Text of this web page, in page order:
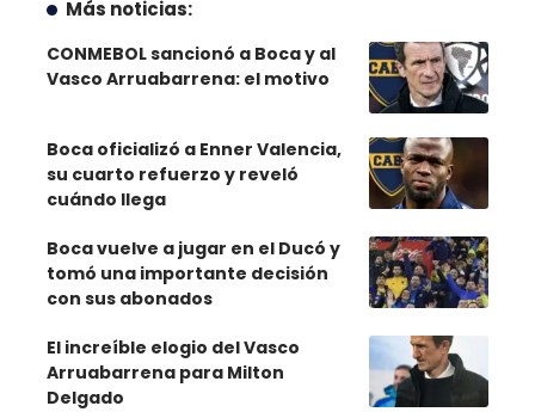
Más noticias:
CONMEBOL sancionó a Boca y al
Vasco Arruabarrena: el motivo
Boca oficializó a Enner Valencia,
su cuarto refuerzo y reveló
cuándo llega
Boca vuelve a jugar en el Ducó y
tomó una importante decisión
con sus abonados
El increíble elogio del Vasco
Arruabarrena para Milton
Delgado